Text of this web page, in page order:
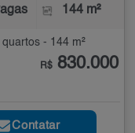
144 m²
- 144 m²
R$ 830.000
Contatar